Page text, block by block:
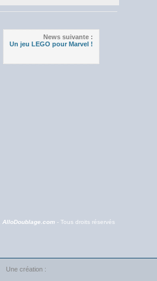
News suivante :
Un jeu LEGO pour Marvel !
AlloDoublage.com - Tous droits réservés
Une création :